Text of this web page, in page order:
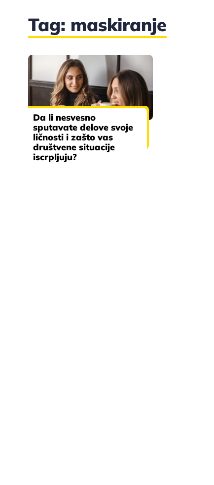
Tag: maskiranje
Da li nesvesno
sputavate delove svoje
ličnosti i zašto vas
društvene situacije
iscrpljuju?